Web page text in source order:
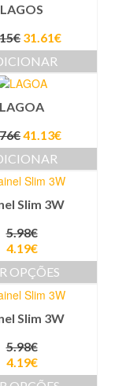
LAGOS
€ 31.61€
LAGOA
€41.13€
Slim 3W
5.98€
4.19€
OPÇÕES
Slim 3W
5.98€
4.19€